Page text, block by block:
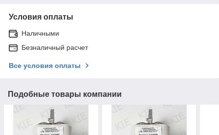
Условия оплаты
Наличными
Безналичный расчет
Все условия оплаты
Подобные товары компании